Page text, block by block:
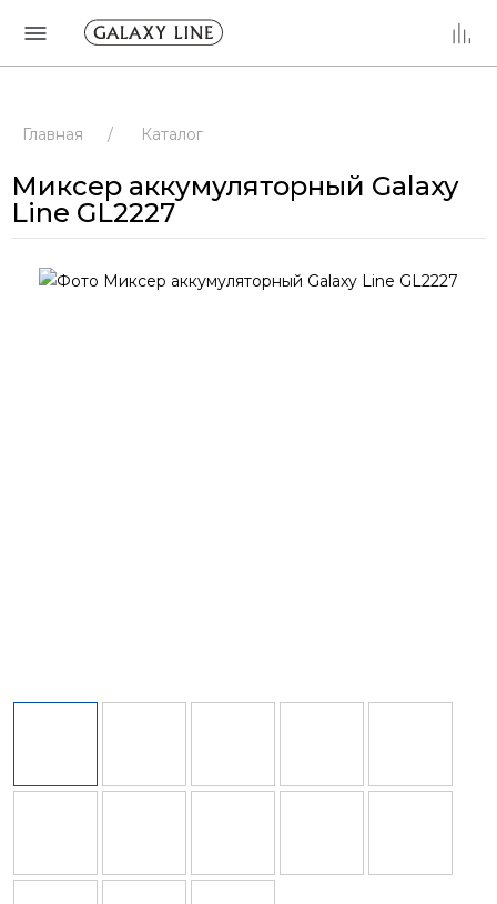
Главная / Каталог
Миксер аккумуляторный Galaxy
Line GL2227